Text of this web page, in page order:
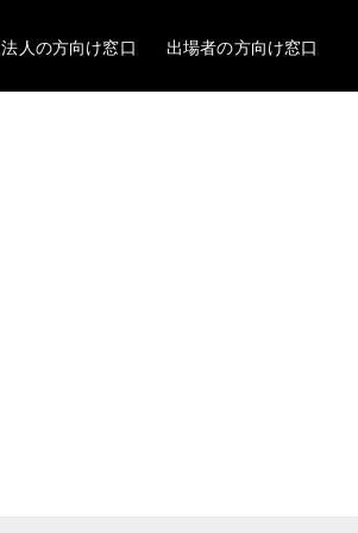
法人の方向け窓口 出場者の方向け窓口